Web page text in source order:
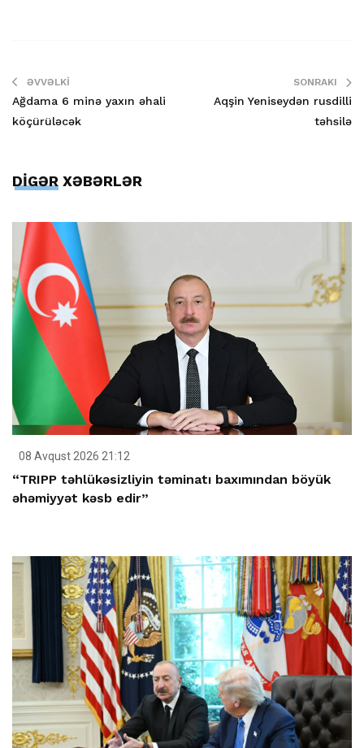
ƏVVƏLKI
Ağdama 6 minə yaxın əhali
köçürüləcək
SONRAKI
Aqşin Yeniseydən rusdilli
təhsilə
DİGƏR XƏBƏRLƏR
08 Avqust 2026 21:12
“TRIPP təhlükəsizliyin təminatı baxımından böyük
əhəmiyyət kəsb edir”